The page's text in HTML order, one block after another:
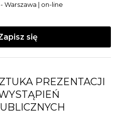
Warszawa | on-line
się
PREZENTACJI